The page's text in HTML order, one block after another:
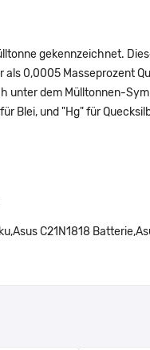
gekennzeichnet.
0,0005 Masseprozent
unter dem Mülltonnen-
Blei, und "Hg" für
C21N1818